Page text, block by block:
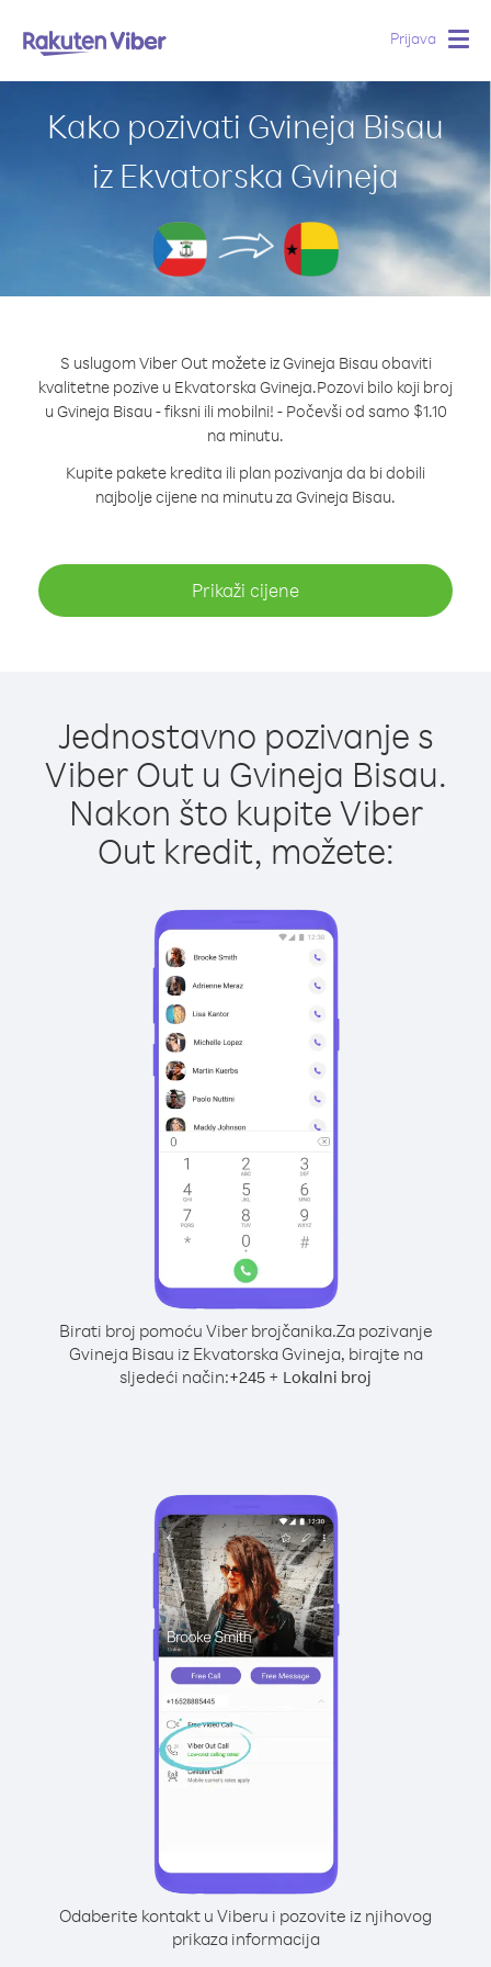
Prijava
Kako pozivati Gvineja Bisau
iz Ekvatorska Gvineja
S uslugom Viber Out možete iz Gvineja Bisau obaviti
kvalitetne pozive u Ekvatorska Gvineja.Pozovi bilo koji broj
u Gvineja Bisau - fiksni ili mobilni! - Počevši od samo $1.10
na minutu.
Kupite pakete kredita ili plan pozivanja da bi dobili
najbolje cijene na minutu za Gvineja Bisau.
Prikaži cijene
Jednostavno pozivanje s
Viber Out u Gvineja Bisau.
Nakon što kupite Viber
Out kredit, možete:
Birati broj pomoću Viber brojčanika.Za pozivanje
Gvineja Bisau iz Ekvatorska Gvineja, birajte na
sljedeći način:+245 + Lokalni broj
Odaberite kontakt u Viberu i pozovite iz njihovog
prikaza informacija